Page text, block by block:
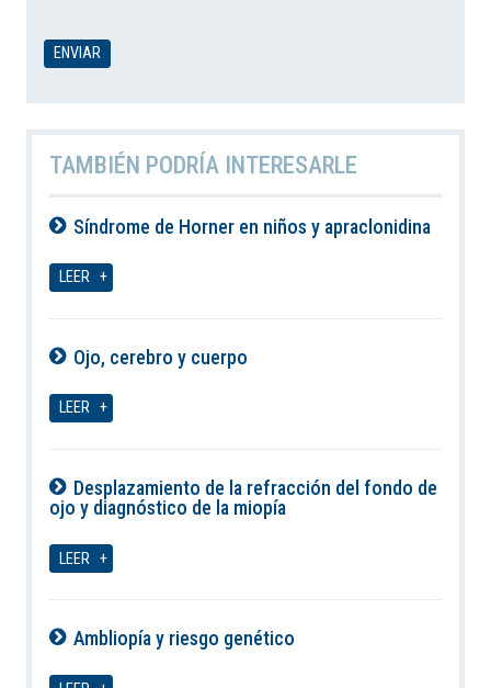
TAMBIÉN PODRÍA INTERESARLE
Síndrome de Horner en niños y apraclonidina
LEER
Ojo, cerebro y cuerpo
LEER
Desplazamiento de la refracción del fondo de
ojo y diagnóstico de la miopía
LEER
Ambliopía y riesgo genético